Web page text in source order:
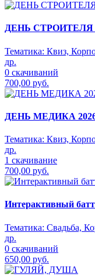
ДЕНЬ
Тематика: Квиз,
др.
0 скачиваний
700,00 руб.
ДЕНЬ МЕДИКА
Тематика: Квиз,
др.
1 скачивание
700,00 руб.
Интерактивный
Тематика: Свадьба,
др.
0 скачиваний
650,00 руб.